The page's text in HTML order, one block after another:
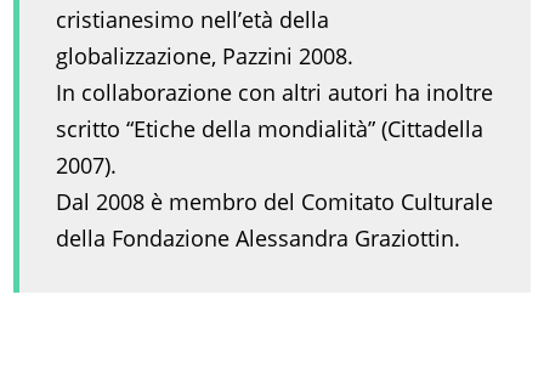
cristianesimo nell’età della
globalizzazione, Pazzini 2008.
In collaborazione con altri autori ha inoltre
scritto “Etiche della mondialità” (Cittadella
2007).
Dal 2008 è membro del Comitato Culturale
della Fondazione Alessandra Graziottin.